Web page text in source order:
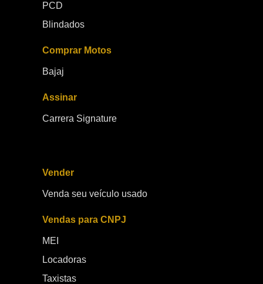
PCD
Blindados
Comprar Motos
Bajaj
Assinar
Carrera Signature
Vender
Venda seu veículo usado
Vendas para CNPJ
MEI
Locadoras
Taxistas